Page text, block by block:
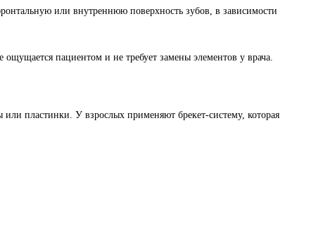
или внутреннюю поверхность зубов, в зависимости
пациентом и не требует замены элементов у врача.
пластинки. У взрослых применяют брекет-систему, которая